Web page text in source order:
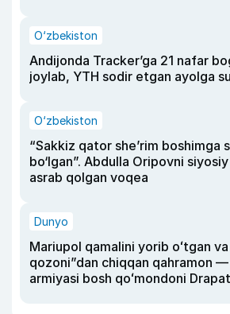
O‘zbekiston
Andijonda Tracker’ga 21 nafar
joylab, YTH sodir etgan ayolga
O‘zbekiston
“Sakkiz qator she’rim boshimga
bo‘lgan”. Abdulla Oripovni
asrab qolgan voqea
Dunyo
Mariupol qamalini yorib oʻtgan
qozoni”dan chiqqan qahramon —
armiyasi bosh qoʻmondoni